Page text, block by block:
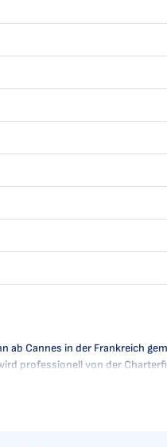
ab Cannes in der Frankreich
professionell von der